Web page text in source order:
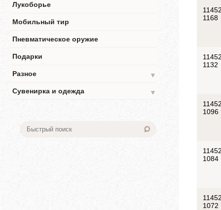
Лукоборье
Мобильный тир
Пневматическое оружие
Подарки
Разное
▼
Сувенирка и одежда
▼
1168
1132
1096
1084
1072